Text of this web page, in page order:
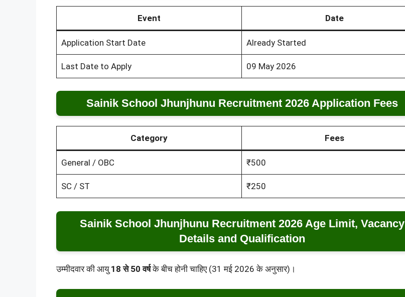
Event Date
Application Start Date Already Started
Last Date to Apply 09 May 2026
Sainik School Jhunjhunu Recruitment 2026 Application Fees
Category Fees
General / OBC ₹500
SC / ST ₹250
Sainik School Jhunjhunu Recruitment 2026 Age Limit, Vacancy
Details and Qualification
उम्मीदवार की आयु 18 से 50 वर्षके बीच होनी चाहिए (31 मई 2026 के अनुसार)।